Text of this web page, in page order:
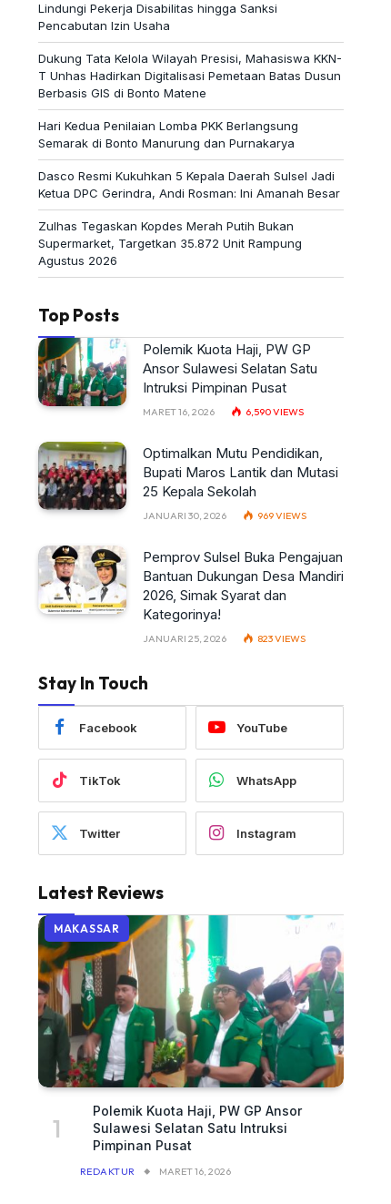
Lindungi Pekerja Disabilitas hingga Sanksi
Pencabutan Izin Usaha
Dukung Tata Kelola Wilayah Presisi, Mahasiswa KKN-
T Unhas Hadirkan Digitalisasi Pemetaan Batas Dusun
Berbasis GIS di Bonto Matene
Hari Kedua Penilaian Lomba PKK Berlangsung
Semarak di Bonto Manurung dan Purnakarya
Dasco Resmi Kukuhkan 5 Kepala Daerah Sulsel Jadi
Ketua DPC Gerindra, Andi Rosman: Ini Amanah Besar
Zulhas Tegaskan Kopdes Merah Putih Bukan
Supermarket, Targetkan 35.872 Unit Rampung
Agustus 2026
Top Posts
Polemik Kuota Haji, PW GP
Ansor Sulawesi Selatan Satu
Intruksi Pimpinan Pusat
MARET 16, 2026 6,590VIEWS
Optimalkan Mutu Pendidikan,
Bupati Maros Lantik dan Mutasi
25 Kepala Sekolah
JANUARI 30, 2026 969VIEWS
Pemprov Sulsel Buka Pengajuan
Bantuan Dukungan Desa Mandiri
2026, Simak Syarat dan
Kategorinya!
JANUARI 25, 2026 823VIEWS
Stay In Touch
Facebook YouTube
TikTok WhatsApp
Twitter Instagram
Latest Reviews
MAKASSAR
Polemik Kuota Haji, PW GP Ansor
Sulawesi Selatan Satu Intruksi
Pimpinan Pusat
REDAKTUR MARET 16, 2026